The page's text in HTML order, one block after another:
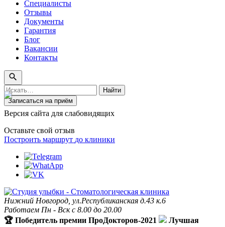
Специалисты
Отзывы
Документы
Гарантия
Блог
Вакансии
Контакты
Поиск
по
сайту
Найти
Записаться на приём
Версия сайта для слабовидящих
Оставьте свой отзыв
Построить маршрут до клиники
Нижний Новгород, ул.Республиканская д.43 к.6
Работаем Пн - Вск с 8.00 до 20.00
🏆 Победитель премии ПроДокторов-2021
Лучшая